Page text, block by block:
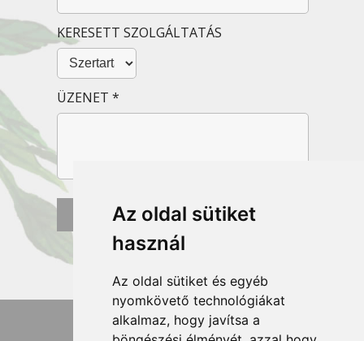
Az oldal sütiket
használ
Az oldal sütiket és egyéb
nyomkövető technológiákat
alkalmaz, hogy javítsa a
KERESETT SZOLGÁLTATÁS
ÜZENET *